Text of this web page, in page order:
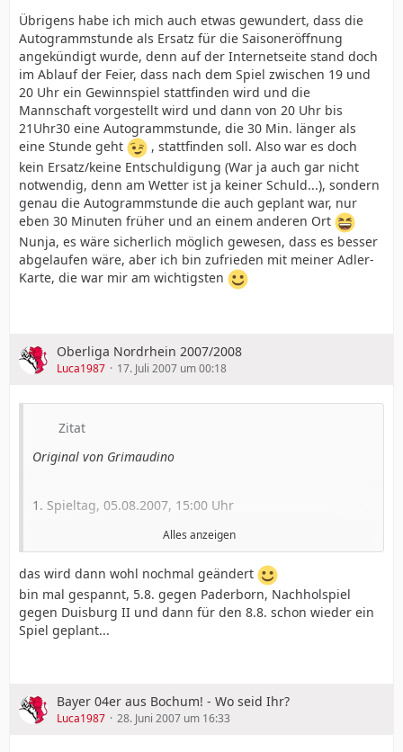
Übrigens habe ich mich auch etwas gewundert, dass die
Autogrammstunde als Ersatz für die Saisoneröffnung
angekündigt wurde, denn auf der Internetseite stand doch
im Ablauf der Feier, dass nach dem Spiel zwischen 19 und
20 Uhr ein Gewinnspiel stattfinden wird und die
Mannschaft vorgestellt wird und dann von 20 Uhr bis
21Uhr30 eine Autogrammstunde, die 30 Min. länger als
eine Stunde geht
, stattfinden soll. Also war es doch
kein Ersatz/keine Entschuldigung (War ja auch gar nicht
notwendig, denn am Wetter ist ja keiner Schuld...), sondern
genau die Autogrammstunde die auch geplant war, nur
eben 30 Minuten früher und an einem anderen Ort
Nunja, es wäre sicherlich möglich gewesen, dass es besser
abgelaufen wäre, aber ich bin zufrieden mit meiner Adler-
Karte, die war mir am wichtigsten
Oberliga Nordrhein 2007/2008
Luca1987 17. Juli 2007 um 00:18
Zitat
Original von Grimaudino
1. Spieltag, 05.08.2007, 15:00 Uhr
Duisburg II - Leverkusen II
quelle :© vierte-liga.de (pw)
Alles anzeigen
das wird dann wohl nochmal geändert
bin mal gespannt, 5.8. gegen Paderborn, Nachholspiel
gegen Duisburg II und dann für den 8.8. schon wieder ein
Spiel geplant...
Bayer 04er aus Bochum! - Wo seid Ihr?
Luca1987 28. Juni 2007 um 16:33